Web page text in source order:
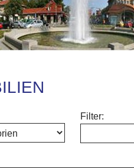
Filter: